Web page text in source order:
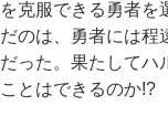
を克服できる勇者を
だのは、勇者には程
だった。果たしてハ
ことはできるのか!?